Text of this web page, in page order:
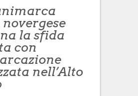
la sfida
con
nell’Alto